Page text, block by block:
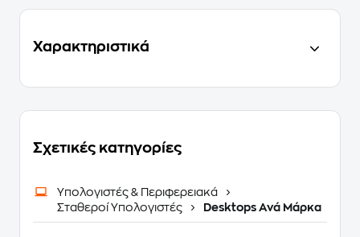
Χαρακτηριστικά
Σχετικές κατηγορίες
Υπολογιστές & Περιφερειακά
Σταθεροί Υπολογιστές
Desktops Ανά Μάρκα